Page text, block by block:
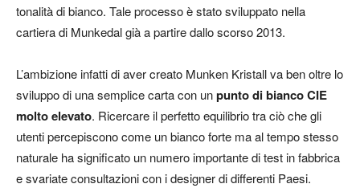
tonalità di bianco. Tale processo è stato sviluppato nella
cartiera di Munkedal già a partire dallo scorso 2013.
L’ambizione infatti di aver creato Munken Kristall va ben oltre lo
sviluppo di una semplice carta con unpunto di bianco CIE
molto elevato. Ricercare il perfetto equilibrio tra ciò che gli
utenti percepiscono come un bianco forte ma al tempo stesso
naturale ha significato un numero importante di test in fabbrica
e svariate consultazioni con i designer di differenti Paesi.